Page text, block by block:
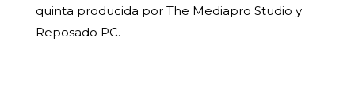
quinta producida por The Mediapro Studio y
Reposado PC.